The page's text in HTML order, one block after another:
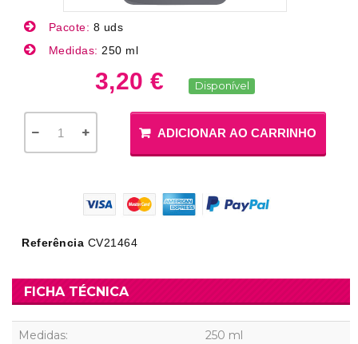
Pacote: 8 uds
Medidas: 250 ml
3,20 € Disponível
ADICIONAR AO CARRINHO
Referência CV21464
FICHA TÉCNICA
Medidas: 250 ml